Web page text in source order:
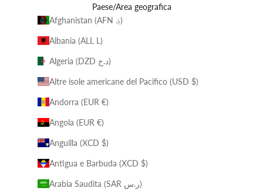
Paese/Area geografica
Afghanistan (AFN ؋)
Albania (ALL L)
Algeria (DZD د.ج)
Altre isole americane del Pacifico (USD $)
Andorra (EUR €)
Angola (EUR €)
Anguilla (XCD $)
Antigua e Barbuda (XCD $)
Arabia Saudita (SAR ر.س)